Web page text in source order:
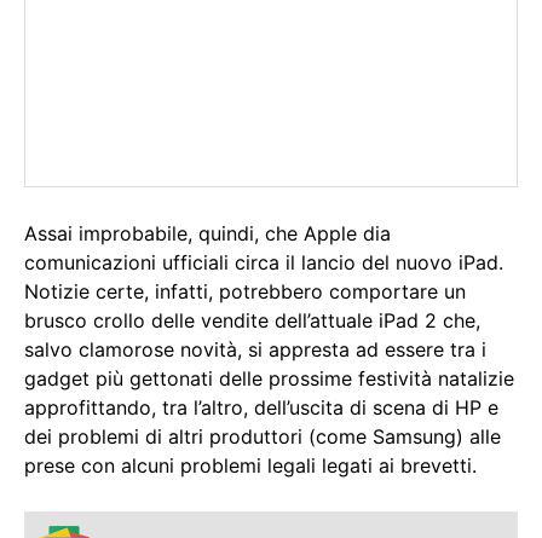
Assai improbabile, quindi, che Apple dia
comunicazioni ufficiali circa il lancio del nuovo iPad.
Notizie certe, infatti, potrebbero comportare un
brusco crollo delle vendite dell’attuale iPad 2 che,
salvo clamorose novità, si appresta ad essere tra i
gadget più gettonati delle prossime festività natalizie
approfittando, tra l’altro, dell’uscita di scena di HP e
dei problemi di altri produttori (come Samsung) alle
prese con alcuni problemi legali legati ai brevetti.